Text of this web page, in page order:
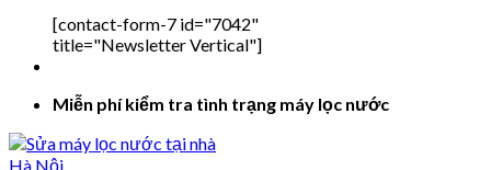
[contact-form-7 id="7042"
title="Newsletter Vertical"]
Miễn phí kiểm tra tình trạng máy lọc nước